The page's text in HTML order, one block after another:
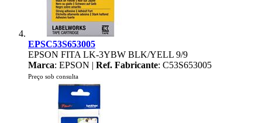
EPSC53S653005
EPSON FITA LK-3YBW BLK/YELL 9/9
Marca: EPSON | Ref. Fabricante: C53S653005
Preço sob consulta